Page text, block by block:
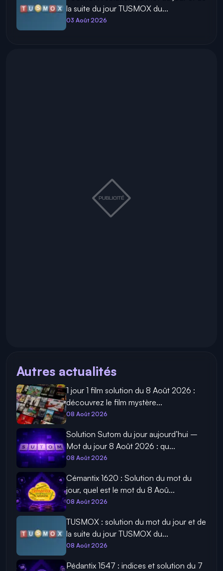
la suite du jour TUSMOX du...
03 Août 2026
Autres actualités
1 jour 1 film solution du 8 Août 2026 :
découvrez le film mystère...
08 Août 2026
Solution Sutom du jour aujourd’hui –
Mot du jour 8 Août 2026 : qu...
08 Août 2026
Cémantix 1620 : Solution du mot du
jour, quel est le mot du 8 Aoû...
08 Août 2026
TUSMOX : solution du mot du jour et de
la suite du jour TUSMOX du...
08 Août 2026
Pédantix 1547 : indices et solution du 7